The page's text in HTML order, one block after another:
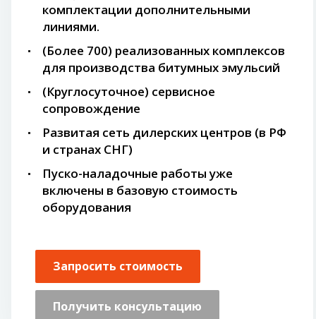
комплектации дополнительными
линиями.
(Более 700) реализованных комплексов
для производства битумных эмульсий
(Круглосуточное) сервисное
сопровождение
Развитая сеть дилерских центров (в РФ
и странах СНГ)
Пуско-наладочные работы уже
включены в базовую стоимость
оборудования
Запросить стоимость
Получить консультацию